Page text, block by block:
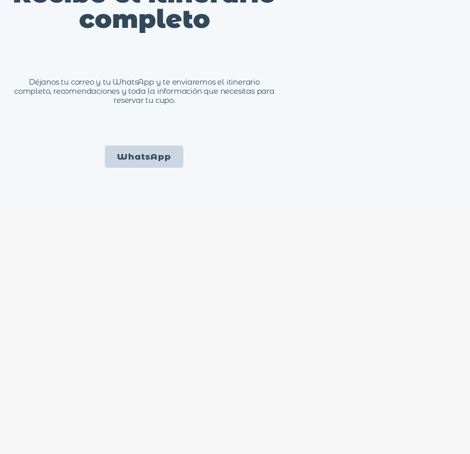
completo
Déjanos tu correo y tu WhatsApp y te enviaremos el itinerario
completo, recomendaciones y toda la información que necesitas para
reservar tu cupo.
WhatsApp